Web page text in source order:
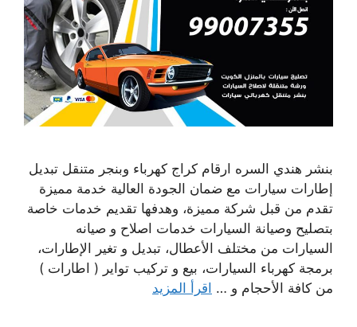
بنشر هندي السره ارقام كراج كهرباء وبنجر متنقل تبديل
إطارات سيارات مع ضمان الجودة العالية خدمة مميزة
تقدم من قبل شركة مميزة، وهدفها تقديم خدمات خاصة
بتصليح وصيانة السيارات خدمات اصلاح و صيانه
السيارات من مختلف الأعطال، تبديل و تغير الإطارات،
برمجة كهرباء السيارات، بيع و تركيب تواير ( اطارات )
من كافة الأحجام و … اقرأ المزيد